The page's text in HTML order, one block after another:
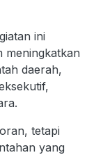
ini
meningkatkan
daerah,
tetapi
yang